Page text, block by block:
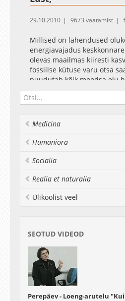
29.10.2010 9673 vaatamist
Millised on lahendused
energiavajadus
olevas maailmas kiiresti
fossiilse kütuse varu otsa
puudutab kõik moodsa elu
inimesi. Millise kütusega
saab soojaks sinu kodu 30
Medicina
Humaniora
Socialia
Realia et naturalia
Ülikoolist veel
SEOTUD VIDEOD
Perepäev - Loeng-arutelu